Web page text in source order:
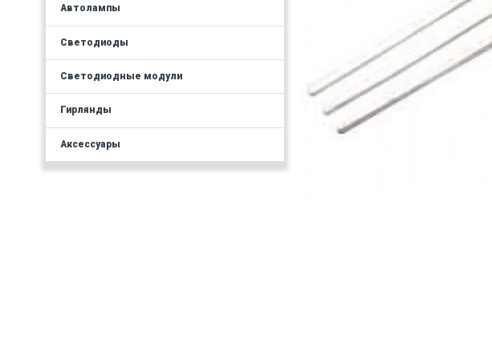
Автолампы
Светодиоды
Светодиодные модули
Гирлянды
Аксессуары